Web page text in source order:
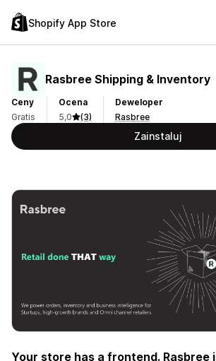
Shopify App Store
Rasbree Shipping & Inventory
Ceny
Gratis
Ocena
5,0
(3)
Deweloper
Rasbree
Zainstaluj
Your store has a frontend. Rasbree